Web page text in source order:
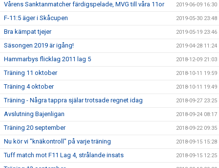
Vårens Sanktanmatcher färdigspelade, MVG till våra 11or 2019-06-09 16:30
F-11:5 äger i Skåcupen 2019-05-30 23:48
Bra kämpat tjejer 2019-05-19 23:46
Säsongen 2019 är igång! 2019-04-28 11:24
Hammarbys flicklag 2011 lag 5 2018-12-09 21:03
Träning 11 oktober 2018-10-11 19:59
Träning 4 oktober 2018-10-11 19:49
Träning - Några tappra själar trotsade regnet idag 2018-09-27 23:25
Avslutning Bajenligan 2018-09-24 08:17
Träning 20 september 2018-09-22 09:35
Nu kör vi "knäkontroll" på varje träning 2018-09-15 15:28
Tuff match mot F11 Lag 4, strålande insats 2018-09-15 12:25